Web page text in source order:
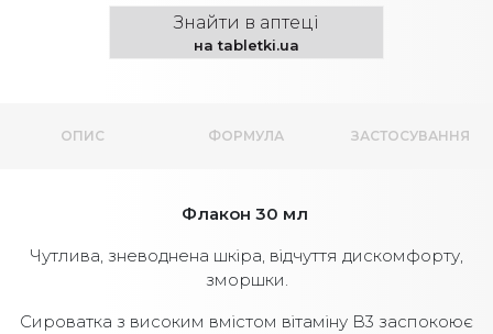
Знайти в аптеці
на tabletki.ua
ОПИС ФОРМУЛА ЗАСТОСУВАННЯ
Флакон 30 мл
Чутлива, зневоднена шкіра, відчуття дискомфорту,
зморшки.
Сироватка з високим вмістом вітаміну В3 заспокоює